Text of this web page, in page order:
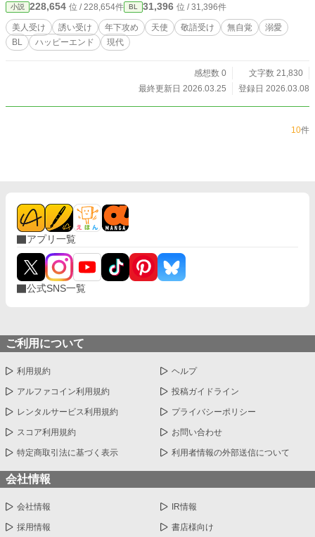
小説 228,654 位 / 228,654件 BL 31,396 位 / 31,396件
美人受け 誘い受け 年下攻め 天使 敬語受け 無自覚
溺愛
BL
ハッピーエンド 現代
感想数 0
文字数 21,830
最終更新日 2026.03.25
登録日 2026.03.08
10件
アプリ一覧
公式SNS一覧
ご利用について
利用規約 ヘルプ
アルファコイン利用規約 投稿ガイドライン
レンタルサービス利用規約 プライバシーポリシー
スコア利用規約 お問い合わせ
特定商取引法に基づく表示 利用者情報の外部送信について
会社情報
会社情報 IR情報
採用情報 書店様向け